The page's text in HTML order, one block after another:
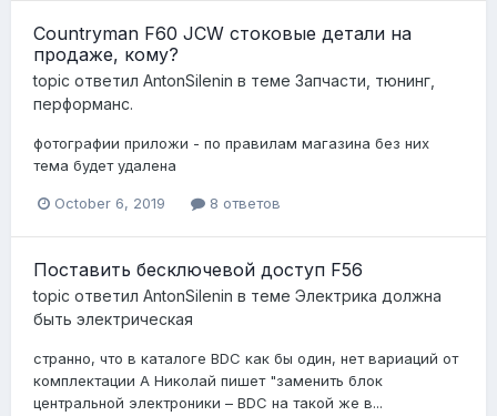
Countryman F60 JCW стоковые детали на
продаже, кому?
topic ответил AntonSilenin в теме Запчасти, тюнинг,
перформанс.
фотографии приложи - по правилам магазина без них
тема будет удалена
October 6, 2019 8 ответов
Поставить бесключевой доступ F56
topic ответил AntonSilenin в теме Электрика должна
быть электрическая
странно, что в каталоге BDC как бы один, нет вариаций от
комплектации А Николай пишет "заменить блок
центральной электроники – BDC на такой же в...